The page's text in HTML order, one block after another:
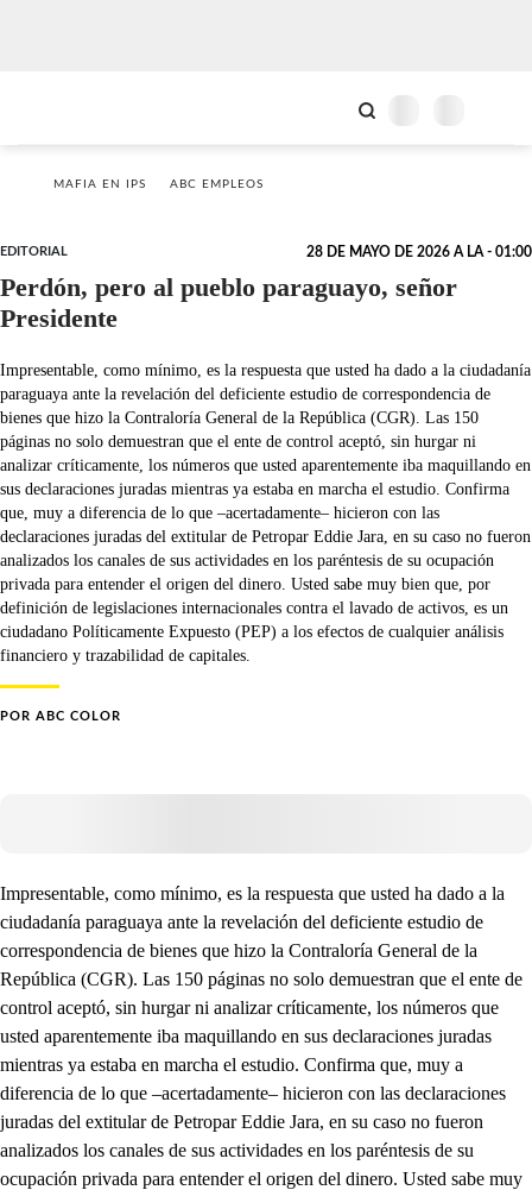
MAFIA EN IPS ABC EMPLEOS
EDITORIAL 28 DE MAYO DE 2026 A LA - 01:00
Perdón, pero al pueblo paraguayo, señor
Presidente
Impresentable, como mínimo, es la respuesta que usted ha dado a la ciudadanía
paraguaya ante la revelación del deficiente estudio de correspondencia de
bienes que hizo la Contraloría General de la República (CGR). Las 150
páginas no solo demuestran que el ente de control aceptó, sin hurgar ni
analizar críticamente, los números que usted aparentemente iba maquillando en
sus declaraciones juradas mientras ya estaba en marcha el estudio. Confirma
que, muy a diferencia de lo que –acertadamente– hicieron con las
declaraciones juradas del extitular de Petropar Eddie Jara, en su caso no fueron
analizados los canales de sus actividades en los paréntesis de su ocupación
privada para entender el origen del dinero. Usted sabe muy bien que, por
definición de legislaciones internacionales contra el lavado de activos, es un
ciudadano Políticamente Expuesto (PEP) a los efectos de cualquier análisis
financiero y trazabilidad de capitales.
POR ABC COLOR
Impresentable, como mínimo, es la respuesta que usted ha dado a la
ciudadanía paraguaya ante la revelación del deficiente estudio de
correspondencia de bienes que hizo la Contraloría General de la
República (CGR). Las 150 páginas no solo demuestran que el ente de
control aceptó, sin hurgar ni analizar críticamente, los números que
usted aparentemente iba maquillando en sus declaraciones juradas
mientras ya estaba en marcha el estudio. Confirma que, muy a
diferencia de lo que –acertadamente– hicieron con las declaraciones
juradas del extitular de Petropar Eddie Jara, en su caso no fueron
analizados los canales de sus actividades en los paréntesis de su
ocupación privada para entender el origen del dinero. Usted sabe muy